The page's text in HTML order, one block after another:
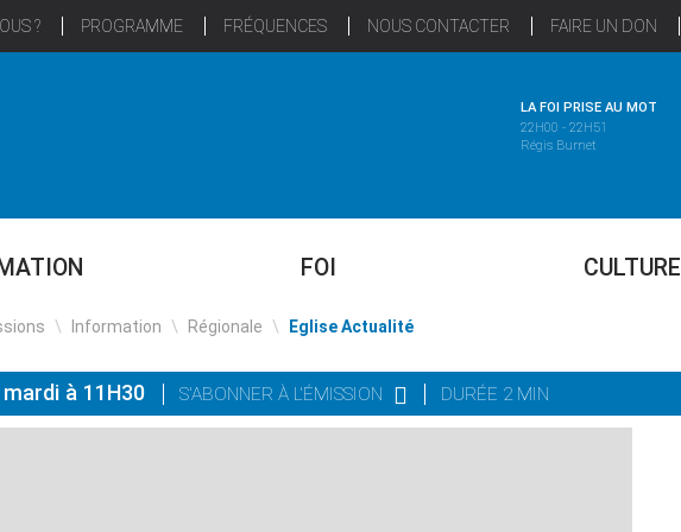
? PROGRAMME FRÉQUENCES NOUS CONTACTER FAIRE UN DON
LA FOI PRISE AU MOT
22H00 - 22H51
Régis Burnet
FOI CULTURE
\ Information \ Régionale \ Eglise Actualité
à 11H30 S'ABONNER À L'ÉMISSION DURÉE 2 MIN